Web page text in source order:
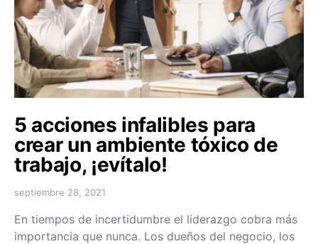
5 acciones infalibles para
crear un ambiente tóxico de
trabajo, ¡evítalo!
septiembre 28, 2021
En tiempos de incertidumbre el liderazgo cobra más
importancia que nunca. Los dueños del negocio, los